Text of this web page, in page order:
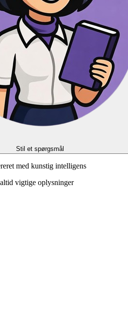
Stil et spørgsmål
med kunstig intelligens
vigtige oplysninger